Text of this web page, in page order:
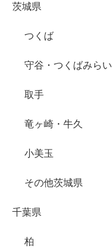
茨城県
つくば
守谷・つくばみらい
取手
竜ヶ崎・牛久
小美玉
その他茨城県
千葉県
柏